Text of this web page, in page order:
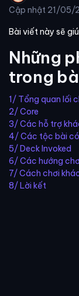
Cập nhật 21/05/
Bài viết này sẽ
Những
trong
1/ Tổng quan lối
2/ Core
3/ Các hỗ trợ
4/ Các tộc bài có
5/ Deck Invoked
6/ Các hướng
7/ Cách chơi
8/ Lời kết